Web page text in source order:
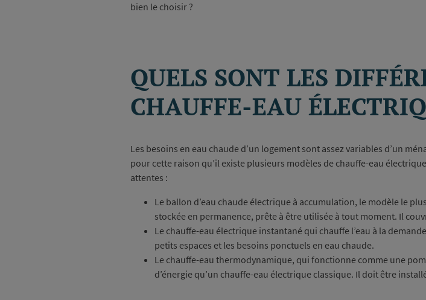
bien le choisir ?
QUELS SONT LES
CHAUFFE-EAU
Les besoins en eau chaude d’un logement sont assez variables d’un
pour cette raison qu’il existe plusieurs modèles de chauffe-eau
attentes :
Le ballon d’eau chaude électrique à accumulation, le modèle le
stockée en permanence, prête à être utilisée à tout moment. Il
Le chauffe-eau électrique instantané qui chauffe l’eau à la
petits espaces et les besoins ponctuels en eau chaude.
Le chauffe-eau thermodynamique, qui fonctionne comme une
d’énergie qu’un chauffe-eau électrique classique. Il doit être